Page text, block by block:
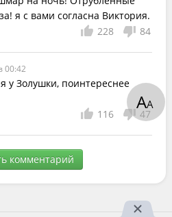
я с вами согласна Виктория.
228
84
00:42
у Золушки, поинтереснее
116
47
комментарий
АА